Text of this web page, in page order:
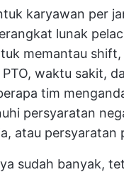
karyawan per
lunak
memantau
waktu sakit,
tim
persyaratan
atau persyaratan
sudah banyak,